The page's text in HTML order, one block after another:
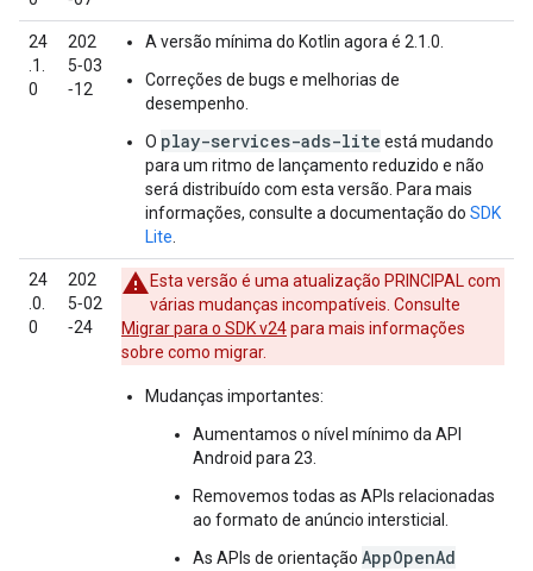
24
.1.
0
202
5‑03
‑12
A versão mínima do Kotlin agora é 2.1.0.
Correções de bugs e melhorias de
desempenho.
O play-services-ads-lite está mudando
para um ritmo de lançamento reduzido e não
será distribuído com esta versão. Para mais
informações, consulte a documentação do SDK
Lite
24
.0.
0
202
5‑02
‑24
Esta versão é uma atualização PRINCIPAL com
várias mudanças incompatíveis. Consulte
Migrar para o SDK v24para mais informações
sobre como migrar.
Mudanças importantes:
Aumentamos o nível mínimo da API
Android para 23.
Removemos todas as APIs relacionadas
ao formato de anúncio intersticial.
As APIs de orientação AppOpenAd